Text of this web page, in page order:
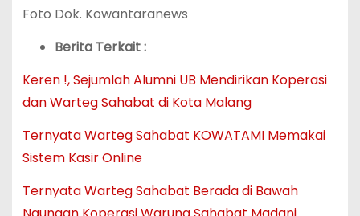
Foto Dok. Kowantaranews
Berita Terkait :
Keren !, Sejumlah Alumni UB Mendirikan Koperasi
dan Warteg Sahabat di Kota Malang
Ternyata Warteg Sahabat KOWATAMI Memakai
Sistem Kasir Online
Ternyata Warteg Sahabat Berada di Bawah